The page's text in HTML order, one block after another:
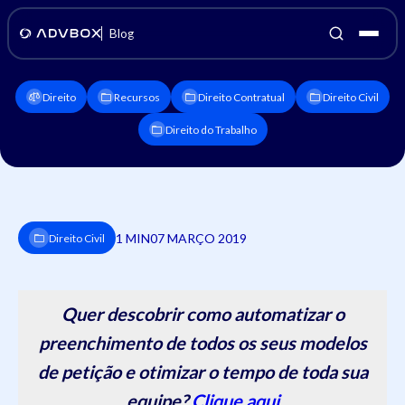
Blog
Direito Recursos Direito Contratual Direito Civil
Direito do Trabalho
Direito Civil 1 MIN07 MARÇO 2019
Quer descobrir como automatizar o
preenchimento de todos os seus modelos
de petição e otimizar o tempo de toda sua
equipe?Clique aqui